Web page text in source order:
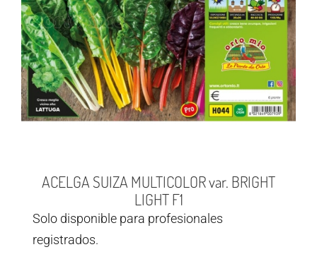
ACELGA SUIZA MULTICOLOR var. BRIGHT
LIGHT F1
Solo disponible para profesionales
registrados.